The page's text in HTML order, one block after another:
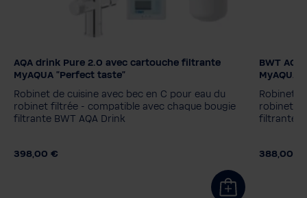
Filter cartridge
MyAQUA Perfect Taste
MyAQUA Taste
ZINC + MP200
AQA drink Pure 2.0 avec cartouche filtrante
MyAQUA "Perfect taste"
Robinet de cuisine avec bec en C pour eau du
robinet filtrée - compatible avec chaque bougie
filtrante BWT AQA Drink
398,00 €
Filter
BWT
MyAQUA
Robinet
robinet
filtrante
388,00 €